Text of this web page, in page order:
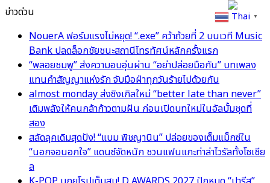
ข่าวด่วน
NouerA ฟอร์มแรงไม่หยุด! “.exe” คว้าถ้วยที่ 2 บนเวที Music
Bank ปลดล็อกชัยชนะสถานีโทรทัศน์หลักครั้งแรก
“พลอยชมพู” ส่งความอบอุ่นผ่าน “อย่าปล่อยมือกัน” บทเพลง
แทนคำสัญญาแห่งรัก จับมือฝ่าทุกวันร้ายไปด้วยกัน
almost monday ส่งซิงเกิลใหม่ “better late than never”
เติมพลังให้คนกล้าก้าวตามฝัน ก่อนเปิดบทใหม่ในอัลบั้มชุดที่
สอง
สลัดลุคเดิมสุดปัง! “แบม พิชญานิน” ปล่อยของเต็มแม็กซ์ใน
“นอกจอนอกใจ” แดนซ์จัดหนัก ชวนแฟนแกะท่าล่าไวรัลทั้งโซเชีย
ล
Thai ▼